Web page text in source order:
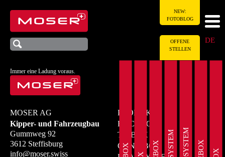
Immer eine Ladung voraus.
DE
NEW:
FOTOBLOG
OFFENE
STELLEN
MOSER AG
Kipper- und Fahrzeugbau
Gummweg 92
3612 Steffisburg
info@moser.swiss
PRODUKTE
ROCKBOX
TRIBOX
CONICBOX